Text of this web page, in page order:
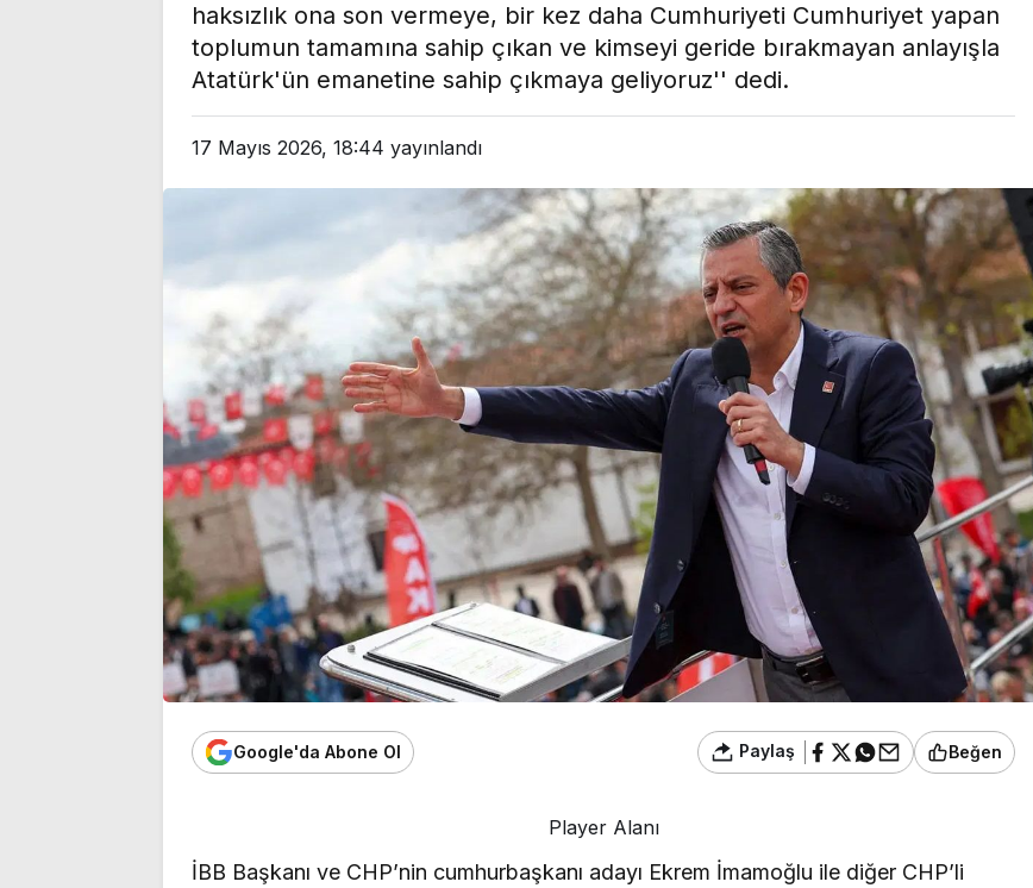
haksızlık ona son vermeye, bir kez daha Cumhuriyeti Cumhuriyet yapan
toplumun tamamına sahip çıkan ve kimseyi geride bırakmayan anlayışla
Atatürk'ün emanetine sahip çıkmaya geliyoruz'' dedi.
17 Mayıs 2026, 18:44 yayınlandı
Google'da Abone Ol Paylaş Beğen
Player Alanı
İBB Başkanı ve CHP’nin cumhurbaşkanı adayı Ekrem İmamoğlu ile diğer CHP’li
Başkanı Ahmet
54 yıllık parti
istifa etti
Monde’a çarpıcı yazı:
‘Bu sürecin kırılma
noktası…’
Trendyol 1. Lig’de yeni
sezon heyecanı başlıyor